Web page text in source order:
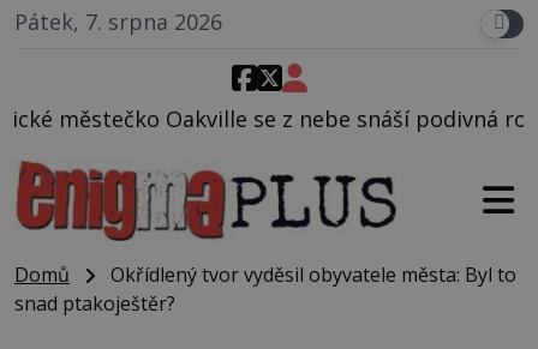
Pátek, 7. srpna 2026
se z nebe snáší podivná rosolovitá látka
Domů
Okřídlený tvor vyděsil obyvatele města: Byl to
snad ptakoještěr?